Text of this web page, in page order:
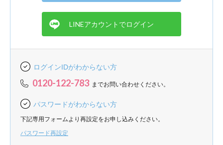
ログインIDがわからない方
0120-122-783 までお問い合わせください。
パスワードがわからない方
下記専用フォームより再設定をお申し込みください。
パスワード再設定